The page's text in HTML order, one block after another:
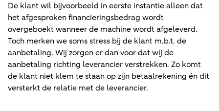
De klant wil bijvoorbeeld in eerste instantie alleen dat
het afgesproken financieringsbedrag wordt
overgeboekt wanneer de machine wordt afgeleverd.
Toch merken we soms stress bij de klant m.b.t. de
aanbetaling. Wij zorgen er dan voor dat wij de
aanbetaling richting leverancier verstrekken. Zo komt
de klant niet klem te staan op zijn betaalrekening én dit
versterkt de relatie met de leverancier.